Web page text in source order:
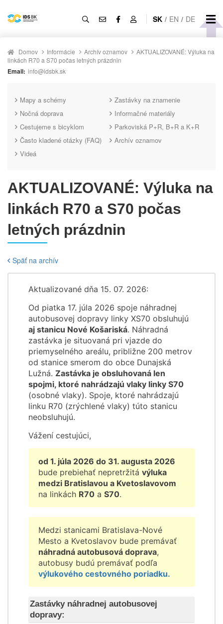
SK / EN / DE
Domov Informácie Archív oznamov
AKTUALIZOVANÉ: Výluka na
linkách R70 a S70 počas letných prázdnin
Email: info@idsbk.sk
Mapy a schémy
Zastávky na znamenie
Nočná doprava
Informačné materiály
Cestujeme s bicyklom
Parkoviská P+R, B+R a K+R
Často kladené otázky (FAQ)
Archív oznamov
Videá
AKTUALIZOVANÉ: Výluka na
linkách R70 a S70 počas
letných prázdnin
Späť na archív
Aktualizované dňa 15. 07. 2026:
Od piatka 17. júla 2026 spoje náhradnej
autobusovej dopravy linky XS70 obsluhujú
aj stanicu Nové Košariská. Náhradná
zastávka je situovaná pri vjazde do
priemyselného areálu, približne 200 metrov
od stanice smerom do obce Dunajská
Lužná. Zastávka je obsluhovaná len
spojmi, ktoré nahrádzajú vlaky linky S70
(osobné vlaky). Spoje, ktoré nahrádzajú
linku R70 (zrýchlené vlaky) túto stanicu
neobsluhujú.
Vážení cestujúci,
od 1. júla 2026 do 31. augusta 2026
bude prebiehať nepretržitá výluka
medzi Bratislavou a Kvetoslavovom
na linkách R70 a S70.
Medzi stanicami Bratislava-Nové
Mesto a Kvetoslavov bude premávať
náhradná autobusová doprava,
autobusy budú premávať podľa
výlukového cestovného poriadku.
Zastávky náhradnej autobusovej
dopravy: